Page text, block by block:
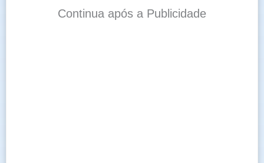
Continua após a Publicidade